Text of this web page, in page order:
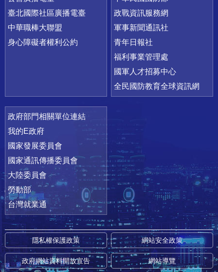
臺北國際社區廣播電臺
中華職棒大聯盟
身心障礙者權利公約
政戰資訊服務網
軍事新聞通訊社
青年日報社
福利事業管理處
國軍人才招募中心
全民國防教育全球資訊網
政府部門相關單位連結
我的E政府
國家發展委員會
國家通訊傳播委員會
大陸委員會
勞動部
台灣就業通
隱私權保護政策 網站安全政策
政府網站資料開放宣告 網站導覽